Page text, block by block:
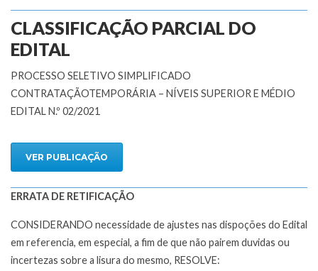
CLASSIFICAÇÃO PARCIAL DO
EDITAL
PROCESSO SELETIVO SIMPLIFICADO
CONTRATAÇÃOTEMPORÁRIA – NÍVEIS SUPERIOR E MÉDIO
EDITAL N.º 02/2021
VER PUBLICAÇÃO
ERRATA DE RETIFICAÇÃO
CONSIDERANDO necessidade de ajustes nas dispoções do Edital
em referencia, em especial, a fim de que não pairem duvidas ou
incertezas sobre a lisura do mesmo, RESOLVE: